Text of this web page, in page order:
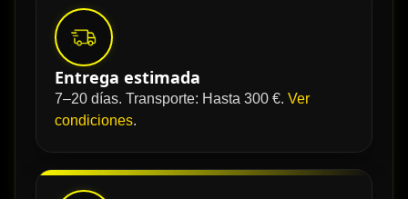
Entrega estimada
7–20 días. Transporte: Hasta 300 €. Ver
condiciones.